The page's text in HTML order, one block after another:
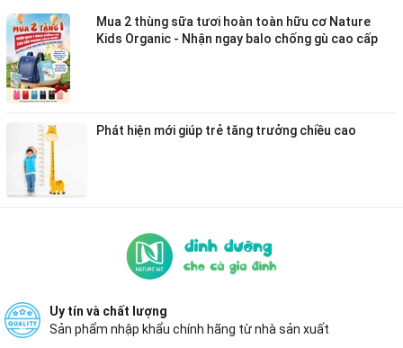
Mua 2 thùng sữa tươi hoàn toàn hữu cơ Nature
Kids Organic - Nhận ngay balo chống gù cao cấp
Phát hiện mới giúp trẻ tăng trưởng chiều cao
Uy tín và chất lượng
Sản phẩm nhập khẩu chính hãng từ nhà sản xuất